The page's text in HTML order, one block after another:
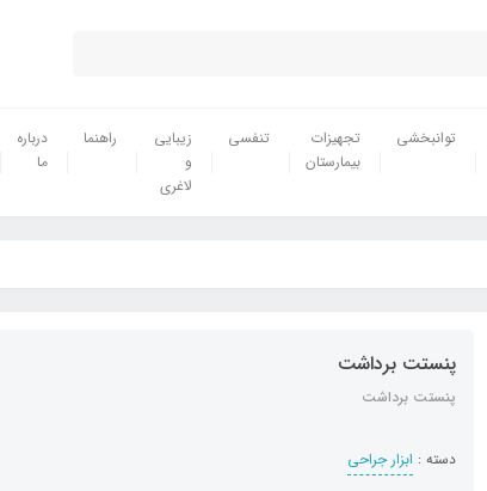
توانبخشی
تجهیزات
بیمارستان
تنفسی
زیبایی
و
لاغری
راهنما
درباره
ما
پنستت برداشت
پنستت برداشت
دسته : ابزار جراحی